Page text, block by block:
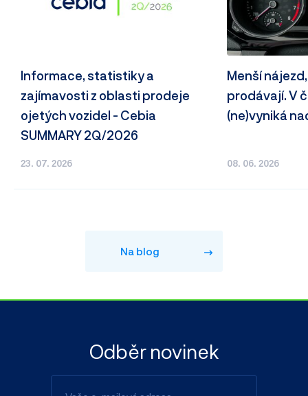
23. 07. 2026
Informace, statistiky a
zajímavosti z oblasti prodeje
ojetých vozidel - Cebia
SUMMARY 2Q/2026
08. 06. 2026
Menší
prodávají. V
(ne)vyniká
Na blog
Odběr novinek